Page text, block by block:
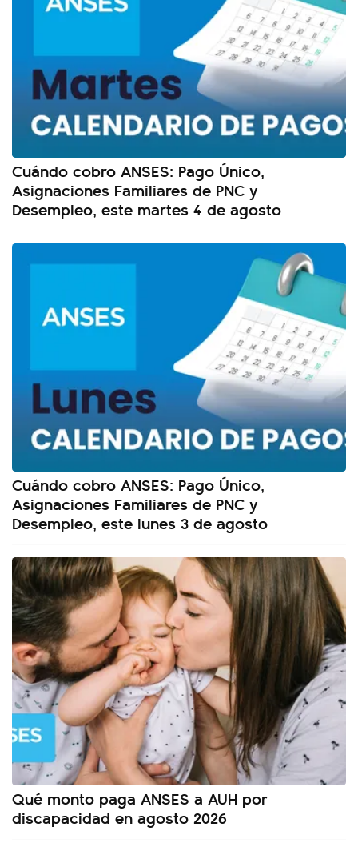
Cuándo cobro ANSES: Pago Único,
Asignaciones Familiares de PNC y
Desempleo, este martes 4 de agosto
Cuándo cobro ANSES: Pago Único,
Asignaciones Familiares de PNC y
Desempleo, este lunes 3 de agosto
Qué monto paga ANSES a AUH por
discapacidad en agosto 2026